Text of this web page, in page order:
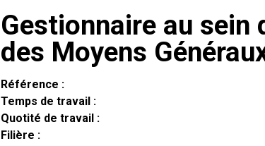
Gestionnaire au sein
des Moyens
Référence :
Temps de travail :
Quotité de travail :
Filière :